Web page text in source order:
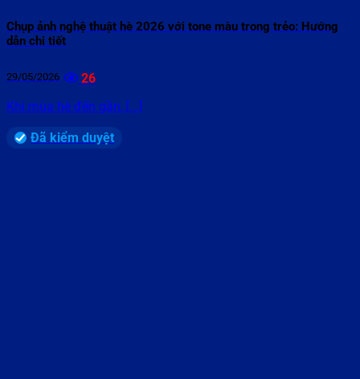
Chụp ảnh nghệ thuật hè 2026 với tone màu trong trẻo: Hướng
dẫn chi tiết
29/05/2026
26
Khi mùa hè đến gần, [...]
Đã kiểm duyệt